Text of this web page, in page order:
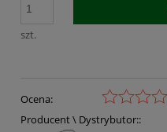
szt.
Ocena:
Producent \ Dystrybutor::